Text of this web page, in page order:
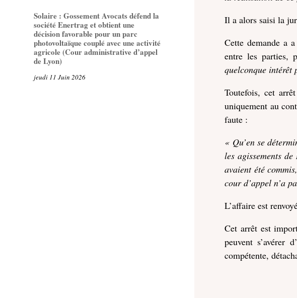
Solaire : Gossement Avocats défend la
société Enertrag et obtient une
décision favorable pour un parc
photovoltaïque couplé avec une activité
agricole (Cour administrative d’appel
de Lyon)
jeudi 11 Juin 2026
Il a alors saisi la
Cette demande a
entre les parties,
quelconque
Toutefois, cet
uniquement au
faute :
« Qu’en se
les agissements
avaient été
cour d’appel n’a
L’affaire est
Cet arrêt est
peuvent s’avérer
compétente,